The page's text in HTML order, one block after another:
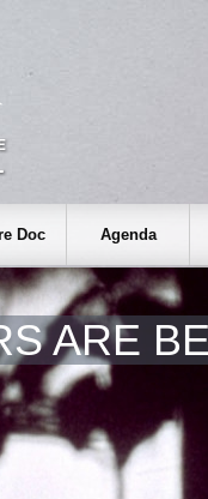
Doc Agenda
ARE